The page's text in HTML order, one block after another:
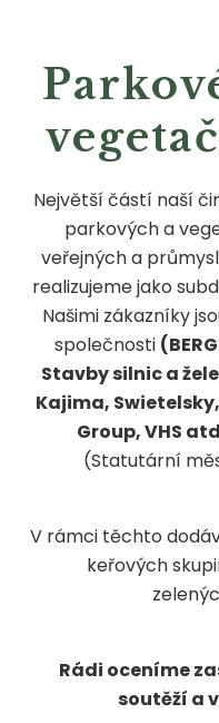
Největší částí naší
parkových a
veřejných a
realizujeme jako
Našimi zákazníky
společnosti
Stavby silnic a
Kajima,
Group, VHS
(Statutární
V rámci těchto
keřových
Rádi oceníme
soutěží a